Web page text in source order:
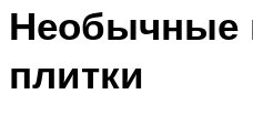
Необычные
плитки